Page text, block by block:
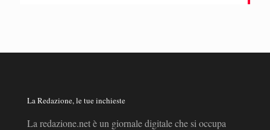
La Redazione, le tue inchieste
La redazione.net è un giornale digitale che si occupa